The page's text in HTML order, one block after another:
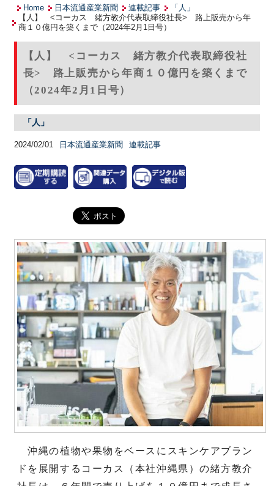
Home 日本流通産業新聞 連載記事
「人」
【人】 <コーカス 緒方教介代表取締役社長> 路上販売から年
商１０億円を築くまで（2024年2月1日号）
【人】 <コーカス 緒方教介代表取締役社
長> 路上販売から年商１０億円を築くまで
（2024年2月1日号）
「人」
2024/02/01 日本流通産業新聞 連載記事
沖縄の植物や果物をベースにスキンケアブラン
ドを展開するコーカス（本社沖縄県）の緒方教介